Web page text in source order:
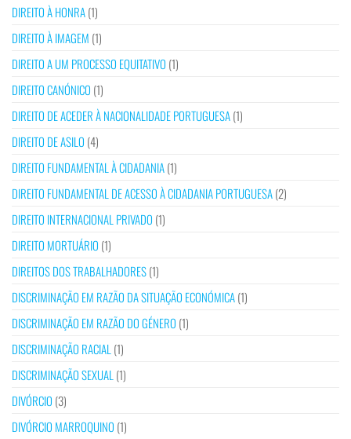
DIREITO À HONRA(1)
DIREITO À IMAGEM (1)
DIREITO A UM PROCESSO EQUITATIVO (1)
DIREITO CANÓNICO (1)
DIREITO DE ACEDER À NACIONALIDADE PORTUGUESA(1)
DIREITO DE ASILO (4)
DIREITO FUNDAMENTAL À CIDADANIA(1)
DIREITO FUNDAMENTAL DE ACESSO À CIDADANIA PORTUGUESA(2)
DIREITO INTERNACIONAL PRIVADO (1)
DIREITO MORTUÁRIO (1)
DIREITOS DOS TRABALHADORES(1)
DISCRIMINAÇÃO EM RAZÃO DA SITUAÇÃO ECONÓMICA(1)
DISCRIMINAÇÃO EM RAZÃO DO GÉNERO (1)
DISCRIMINAÇÃO RACIAL (1)
DISCRIMINAÇÃO SEXUAL (1)
DIVÓRCIO (3)
DIVÓRCIO MARROQUINO (1)